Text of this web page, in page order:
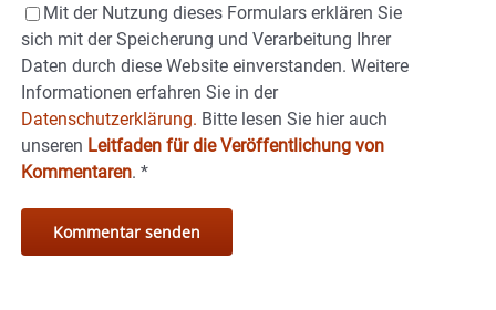
Mit der Nutzung dieses Formulars erklären Sie
sich mit der Speicherung und Verarbeitung Ihrer
Daten durch diese Website einverstanden. Weitere
Informationen erfahren Sie in der
Datenschutzerklärung. Bitte lesen Sie hier auch
unseren Leitfaden für die Veröffentlichung von
Kommentaren. *